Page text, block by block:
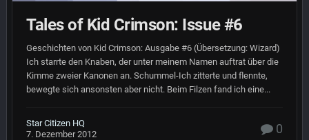
Tales of Kid Crimson: Issue #6
Geschichten von Kid Crimson: Ausgabe #6 (Übersetzung: Wizard)
Ich starrte den Knaben, der unter meinem Namen auftrat über die
Kimme zweier Kanonen an. Schummel-Ich zitterte und flennte,
bewegte sich ansonsten aber nicht. Beim Filzen fand ich eine...
Star Citizen HQ
7. Dezember 2012
0